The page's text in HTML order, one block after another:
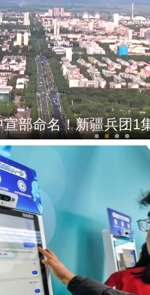
宣部命名！新疆兵团1